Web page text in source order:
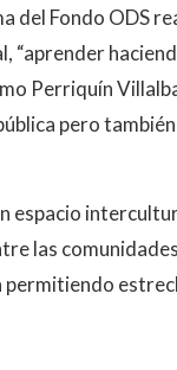
del Fondo ODS
“aprender
Perriquín
pero
las